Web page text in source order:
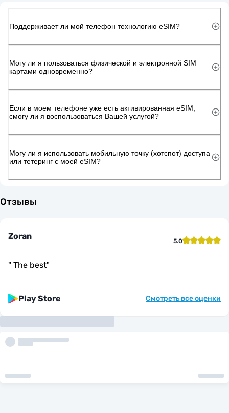
Поддерживает ли мой телефон технологию eSIM?
Могу ли я пользоваться физической и электронной SIM
картами одновременно?
Если в моем телефоне уже есть активированная eSIM,
смогу ли я воспользоваться Вашей услугой?
Могу ли я использовать мобильную точку (хотспот) доступа
или тетеринг с моей eSIM?
Отзывы
Zoran 5.0
" The best"
Play Store Смотреть все оценки